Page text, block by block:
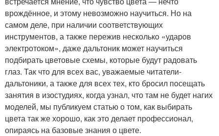
врождённое, и этому невозможно научиться. Но на
самом деле, при наличии соответствующих
инструментов, а также пережив несколько «ударов
электротоком», даже дальтоник может научиться
подбирать цветовые схемы, которые будут радовать
глаз. Так что для всех вас, уважаемые читатели-
дальтоники, а также для всех тех, кто бросил посещать
занятия в изостудиях, когда узнал, что там не будет нагих
моделей, мы публикуем статью о том, как выбирать
цвета так же хорошо, как это делает профессионал,
опираясь на базовые знания о цвете.